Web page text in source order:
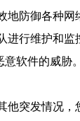
防御各种网
行维护和监
软件的威
突发情况，